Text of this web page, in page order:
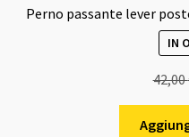
Perno passante lever
IN
42,00